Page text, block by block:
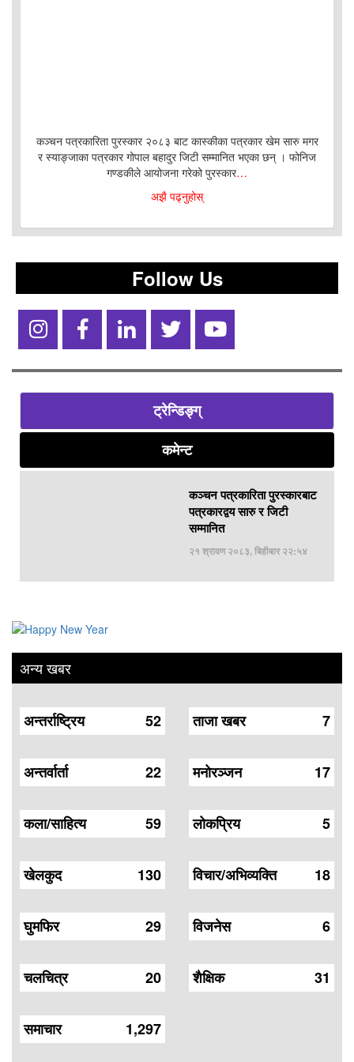
कञ्चन पत्रकारिता पुरस्कार २०८३ बाट कास्कीका पत्रकार खेम सारु मगर
र स्याङ्जाका पत्रकार गोपाल बहादुर जिटी सम्मानित भएका छन् । फोनिज
गण्डकीले आयोजना गरेको पुरस्कार…
अझै पढ्नुहोस्
Follow Us
ट्रेन्डिङ्ग्
कमेन्ट
कञ्चन पत्रकारिता पुरस्कारबाट
पत्रकारद्वय सारु र जिटी
सम्मानित
२१ श्रावण २०८३, बिहीबार २२:५४
अन्य खबर
52
अन्तर्राष्ट्रिय
22
अन्तर्वार्ता
59
कला/साहित्य
130
खेलकुद
29
घुमफिर
20
चलचित्र
7
ताजा खबर
17
मनोरञ्जन
5
लोकप्रिय
18
विचार/अभिव्यक्ति
6
विजनेस
31
शैक्षिक
1,297
समाचार